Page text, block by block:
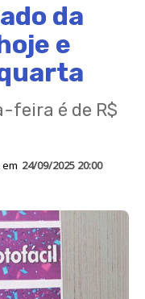
da
e
feira é de R$
24/09/2025 20:00